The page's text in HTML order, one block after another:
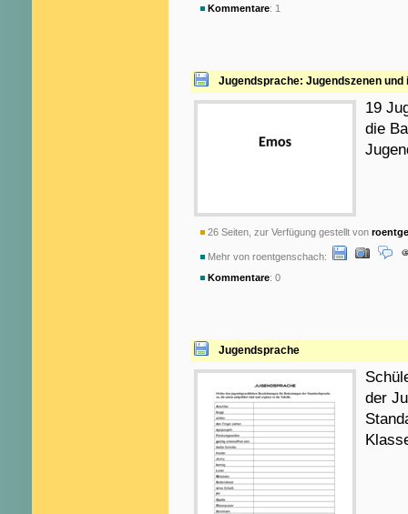
Kommentare: 1
Jugendsprache: Jugendszenen und
19
die
26 Seiten, zur Verfügung gestellt von
Mehr von roentgenschach:
Kommentare: 0
Jugendsprache
der